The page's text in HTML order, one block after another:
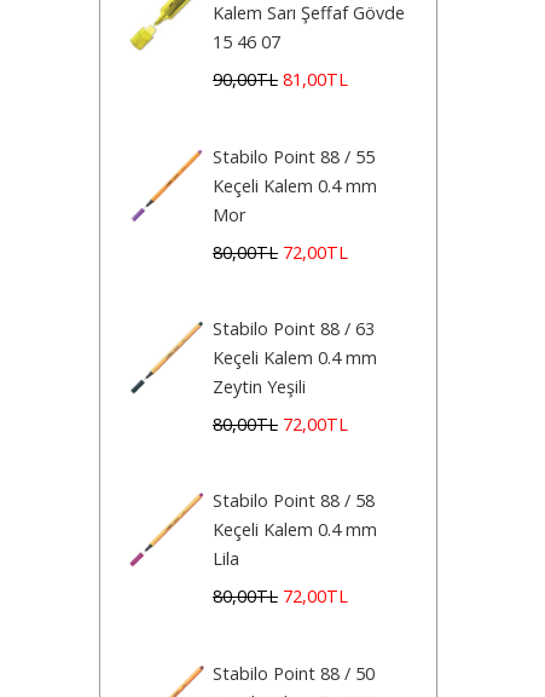
Kalem Sarı Şeffaf Gövde
15 46 07
90,00TL 81 ,00TL
Stabilo Point 88 / 55
Keçeli Kalem 0.4 mm
Mor
80,00TL 72,00TL
Stabilo Point 88 / 63
Keçeli Kalem 0.4 mm
Zeytin Yeşili
80,00TL 72,00TL
Stabilo Point 88 / 58
Keçeli Kalem 0.4 mm
Lila
80,00TL 72,00TL
Stabilo Point 88 / 50